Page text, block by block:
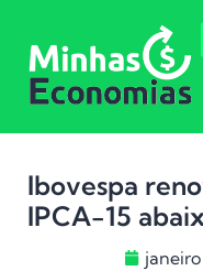
Ibovespa
IPCA-15